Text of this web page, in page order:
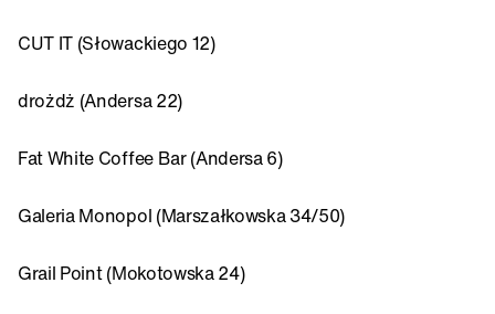
CUT IT (Słowackiego 12)
drożdż (Andersa 22)
Fat White Coffee Bar (Andersa 6)
Galeria Monopol (Marszałkowska 34/50)
Grail Point (Mokotowska 24)